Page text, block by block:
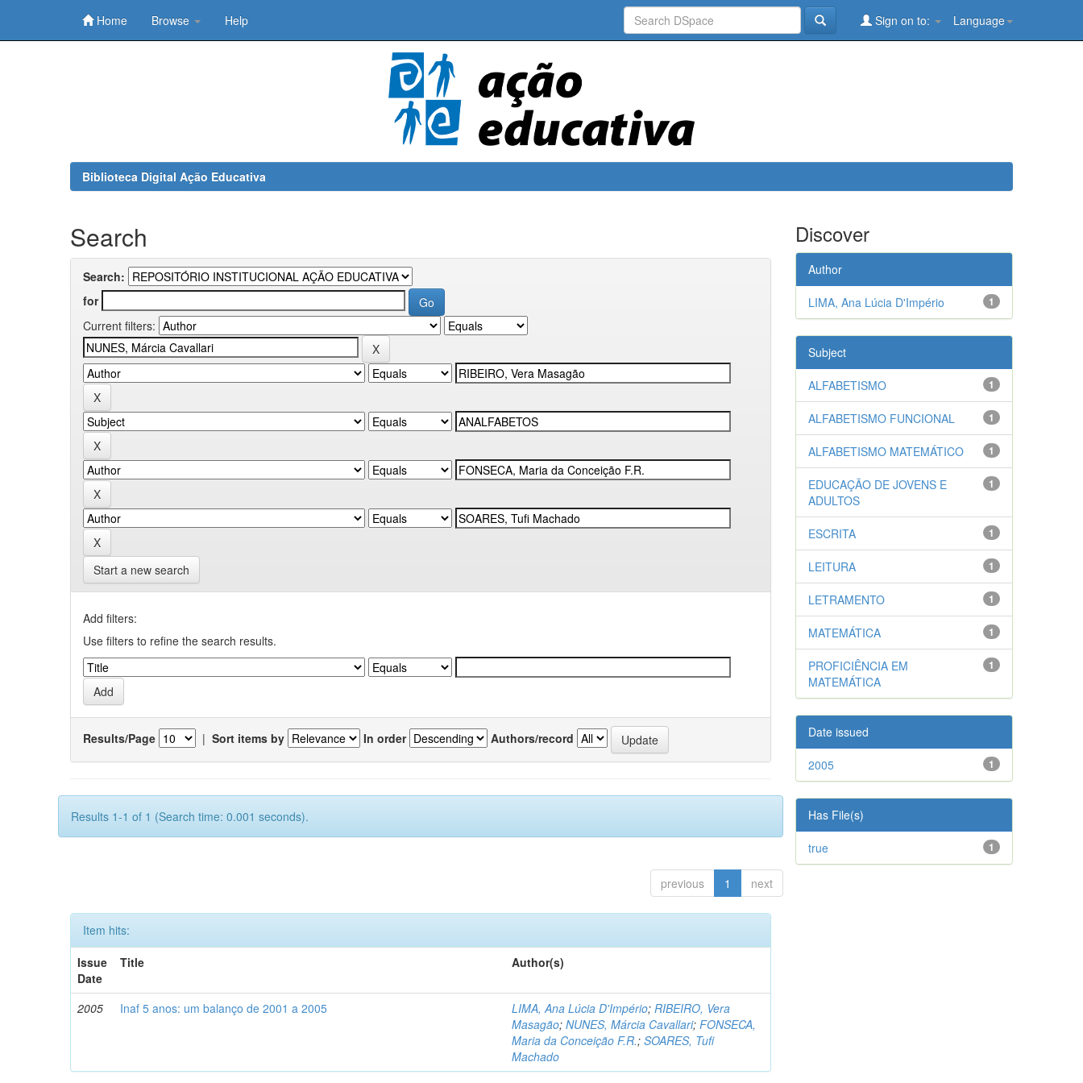
Home Browse Help Language
Sign on to:
Biblioteca Digital Ação Educativa
Search
Search:
for
Current filters:
Start a new search
Add filters:
Use filters to refine the search results.
Results/Page | Sort items by In order Authors/record
Results 1-1 of 1 (Search time: 0.001 seconds).
previous 1 next
Item hits:
Issue
Date
Title Author(s)
2005 Inaf 5 anos: um balanço de 2001 a 2005 LIMA, Ana Lúcia D'Império; RIBEIRO, Vera
Masagão; NUNES, Márcia Cavallari; FONSECA,
Maria da Conceição F.R.; SOARES, Tufi
Machado
Discover
Author
1
LIMA, Ana Lúcia D'Império
Subject
1
ALFABETISMO
1
ALFABETISMO FUNCIONAL
1
ALFABETISMO MATEMÁTICO
1
EDUCAÇÃO DE JOVENS E
ADULTOS
1
ESCRITA
1
LEITURA
1
LETRAMENTO
1
MATEMÁTICA
1
PROFICIÊNCIA EM
MATEMÁTICA
Date issued
1
2005
Has File(s)
1
true